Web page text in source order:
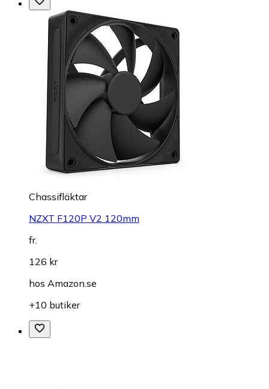
Chassifläktar
NZXT F120P V2 120mm
fr.
126 kr
hos Amazon.se
+10 butiker